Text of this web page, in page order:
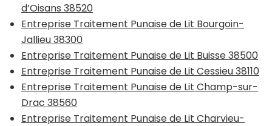
d’Oisans 38520
Entreprise Traitement Punaise de Lit Bourgoin-
Jallieu 38300
Entreprise Traitement Punaise de Lit Buisse 38500
Entreprise Traitement Punaise de Lit Cessieu 38110
Entreprise Traitement Punaise de Lit Champ-sur-
Drac 38560
Entreprise Traitement Punaise de Lit Charvieu-